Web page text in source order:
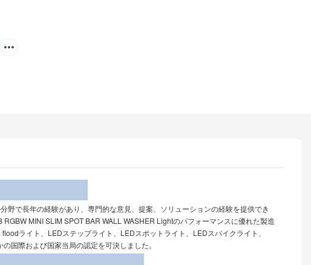
で長年の経験があり、専門的な意見、提案、ソリューションの経験を提供でき
MINI SLIM SPOT BAR WALL WASHER Lightのパフォーマンスに優れた製造
ライト、LEDステップライト、LEDスポットライト、LEDスパイクライト、
国際および国家当局の認定を可決しました。